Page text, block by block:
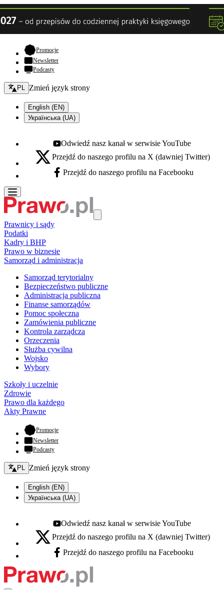
Promocje- otwiera się w nowej karcie
Newsletter
Podcasty
Zmień język - bieżący:
PL Zmień język strony
English (EN)
Українська (UA)
Youtube - otwiera się w nowej karcie
Odwiedź nasz kanał w serwisie YouTube
X - otwiera się w nowej karcie
Przejdź do naszego profilu na X (dawniej Twitter)
Facebook - otwiera się w nowej karcie
Przejdź do naszego profilu na Facebooku
Prawnicy i sądy
Podatki
Kadry i BHP
Prawo w biznesie
Samorząd i administracja
Samorząd terytorialny
Bezpieczeństwo publiczne
Administracja publiczna
Finanse samorządów
Pomoc społeczna
Zamówienia publiczne
Kontrola zarządcza
Orzeczenia
Służba cywilna
Wojsko
Wybory
Szkoły i uczelnie
Zdrowie
Prawo dla każdego
Akty Prawne
Promocje- otwiera się w nowej karcie
Newsletter
Podcasty
Zmień język - bieżący:
PL Zmień język strony
English (EN)
Українська (UA)
Youtube - otwiera się w nowej karcie
Odwiedź nasz kanał w serwisie YouTube
X - otwiera się w nowej karcie
Przejdź do naszego profilu na X (dawniej Twitter)
Facebook - otwiera się w nowej karcie
Przejdź do naszego profilu na Facebooku